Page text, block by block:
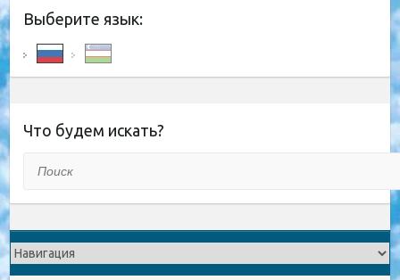
Выберите язык:
Что будем искать?